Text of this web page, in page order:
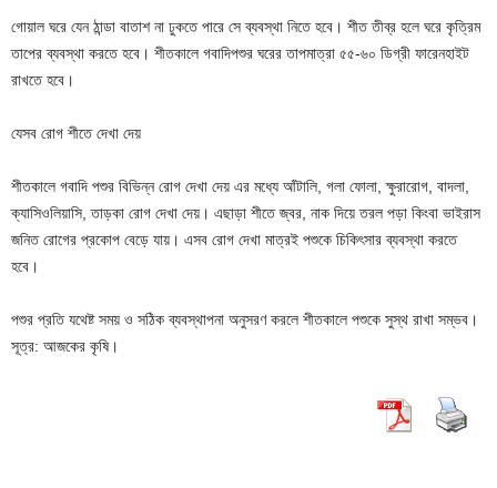
গোয়াল ঘরে যেন ঠান্ডা বাতাশ না ঢুকতে পারে সে ব্যবস্থা নিতে হবে। শীত তীব্র হলে ঘরে কৃত্রিম
তাপের ব্যবস্থা করতে হবে। শীতকালে গবাদিপশুর ঘরের তাপমাত্রা ৫৫-৬০ ডিগ্রী ফারেনহাইট
রাখতে হবে।
যেসব রোগ শীতে দেখা দেয়
শীতকালে গবাদি পশুর বিভিন্ন রোগ দেখা দেয় এর মধ্যে আঁটালি, গলা ফোলা, ক্ষুরারোগ, বাদলা,
ক্যাসিওলিয়াসি, তাড়কা রোগ দেখা দেয়। এছাড়া শীতে জ্বর, নাক দিয়ে তরল পড়া কিংবা ভাইরাস
জনিত রোগের প্রকোপ বেড়ে যায়। এসব রোগ দেখা মাত্রই পশুকে চিকিৎসার ব্যবস্থা করতে
হবে।
পশুর প্রতি যথেষ্ট সময় ও সঠিক ব্যবস্থাপনা অনুসরণ করলে শীতকালে পশুকে সুস্থ রাখা সম্ভব।
সূত্র: আজকের কৃষি।